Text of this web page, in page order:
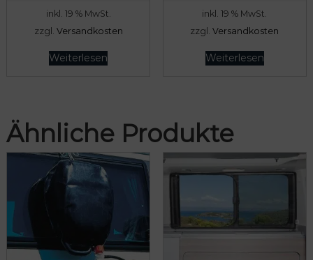
0
€
.
inkl. 19 % MwSt.
zzgl. Versandkosten
Weiterlesen
inkl. 19 % MwSt.
zzgl.Versandkosten
Weiterlesen
Ähnliche Produkte